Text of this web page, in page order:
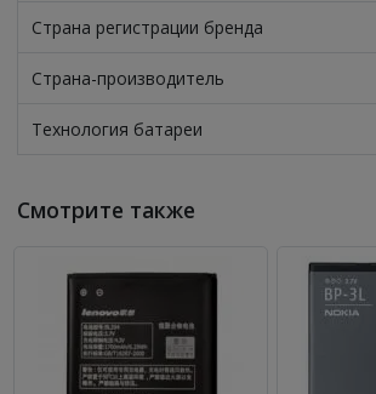
Страна регистрации бренда
Страна-производитель
Технология батареи
Смотрите также